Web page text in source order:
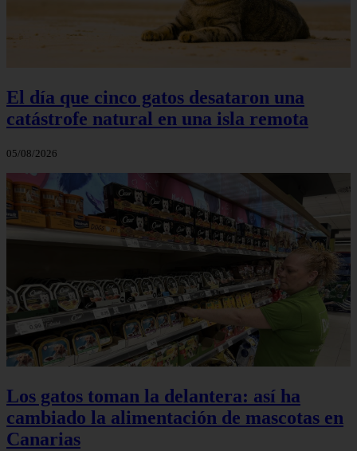
El día que cinco gatos desataron una
catástrofe natural en una isla remota
05/08/2026
Los gatos toman la delantera: así ha
cambiado la alimentación de mascotas en
Canarias